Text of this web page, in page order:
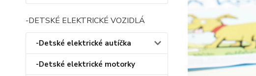
-DETSKÉ ELEKTRICKÉ VOZIDLÁ
-Detské elektrické autíčka
-Detské elektrické motorky